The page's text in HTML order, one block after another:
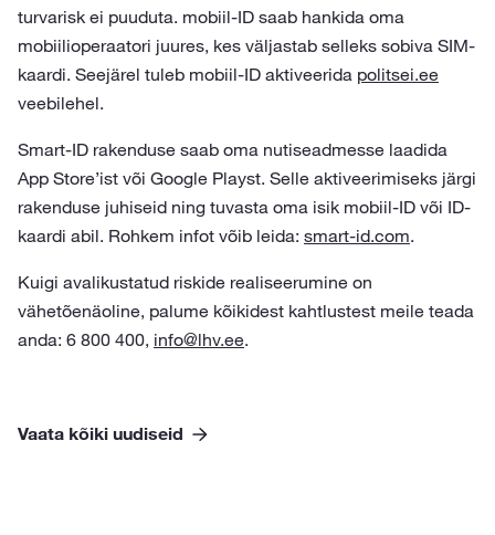
turvarisk ei puuduta. mobiil-ID saab hankida oma
mobiilioperaatori juures, kes väljastab selleks sobiva SIM-
kaardi. Seejärel tuleb mobiil-ID aktiveerida politsei.ee
veebilehel.
Smart-ID rakenduse saab oma nutiseadmesse laadida
App Store’ist või Google Playst. Selle aktiveerimiseks järgi
rakenduse juhiseid ning tuvasta oma isik mobiil-ID või ID-
kaardi abil. Rohkem infot võib leida: smart-id.com.
Kuigi avalikustatud riskide realiseerumine on
vähetõenäoline, palume kõikidest kahtlustest meile teada
anda: 6 800 400, info@lhv.ee.
Vaata kõiki uudiseid